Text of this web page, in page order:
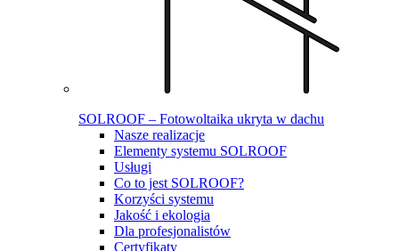
SOLROOF – Fotowoltaika ukryta w dachu
Nasze realizacje
Elementy systemu SOLROOF
Usługi
Co to jest SOLROOF?
Korzyści systemu
Jakość i ekologia
Dla profesjonalistów
Certyfikaty